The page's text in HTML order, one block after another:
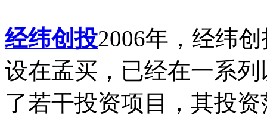
经纬创投2006年，经纬
设在孟买，已经在一系
了若干投资项目，其投